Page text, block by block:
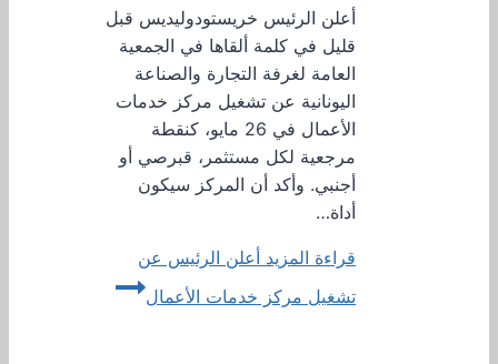
أعلن الرئيس خريستودوليديس قبل
قليل في كلمة ألقاها في الجمعية
العامة لغرفة التجارة والصناعة
اليونانية عن تشغيل مركز خدمات
الأعمال في 26 مايو، كنقطة
مرجعية لكل مستثمر، قبرصي أو
أجنبي. وأكد أن المركز سيكون
أداة…
قراءة المزيد أعلن الرئيس عن
تشغيل مركز خدمات الأعمال